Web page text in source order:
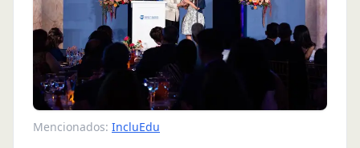
Mencionados: IncluEdu